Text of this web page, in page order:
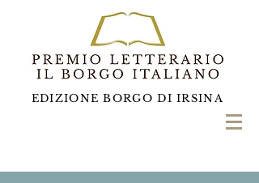
EDIZIONE BORGO DI IRSINA